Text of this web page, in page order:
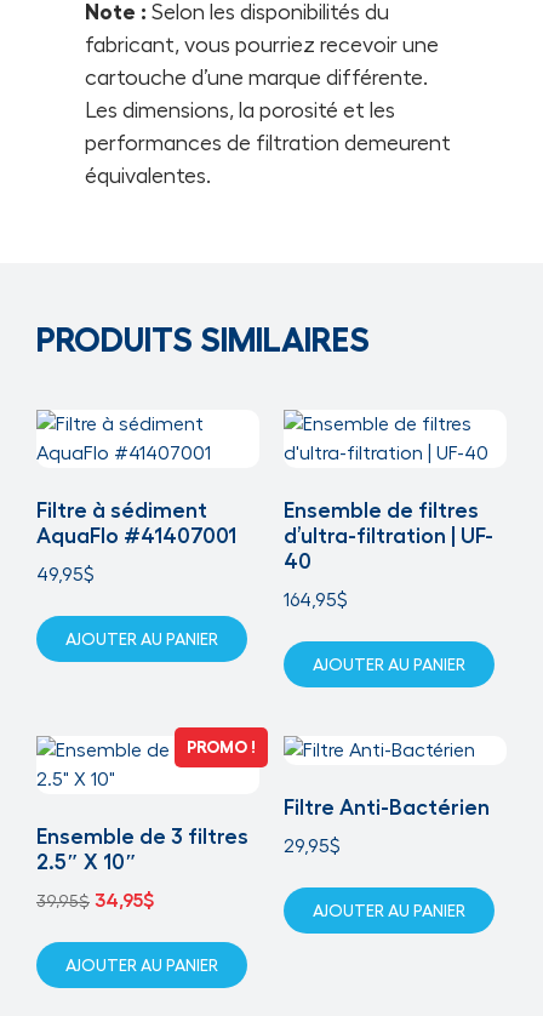
Note : Selon les disponibilités du
fabricant, vous pourriez recevoir une
cartouche d’une marque différente.
Les dimensions, la porosité et les
performances de filtration demeurent
équivalentes.
PRODUITS SIMILAIRES
Filtre à sédiment
AquaFlo #41407001
49,95$
AJOUTER AU PANIER
Ensemble de filtres
d’ultra-filtration | UF-
40
164,95$
AJOUTER AU PANIER
PROMO !
Ensemble de 3 filtres
2.5″ X 10″
39,95$ 34,95$
AJOUTER AU PANIER
Filtre Anti-Bactérien
29,95$
AJOUTER AU PANIER